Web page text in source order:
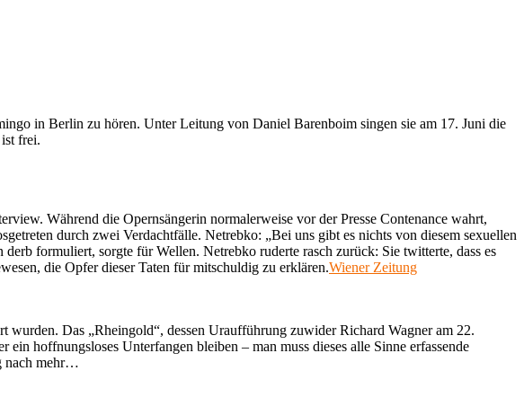
in Berlin zu hören. Unter Leitung von Daniel Barenboim singen sie am 17. Juni die
frei.
Während die Opernsängerin normalerweise vor der Presse Contenance wahrt,
durch zwei Verdachtfälle. Netrebko: „Bei uns gibt es nichts von diesem sexuellen
formuliert, sorgte für Wellen. Netrebko ruderte rasch zurück: Sie twitterte, dass es
die Opfer dieser Taten für mitschuldig zu erklären.Wiener Zeitung
wurden. Das „Rheingold“, dessen Uraufführung zuwider Richard Wagner am 22.
hoffnungsloses Unterfangen bleiben – man muss dieses alle Sinne erfassende
nach mehr…